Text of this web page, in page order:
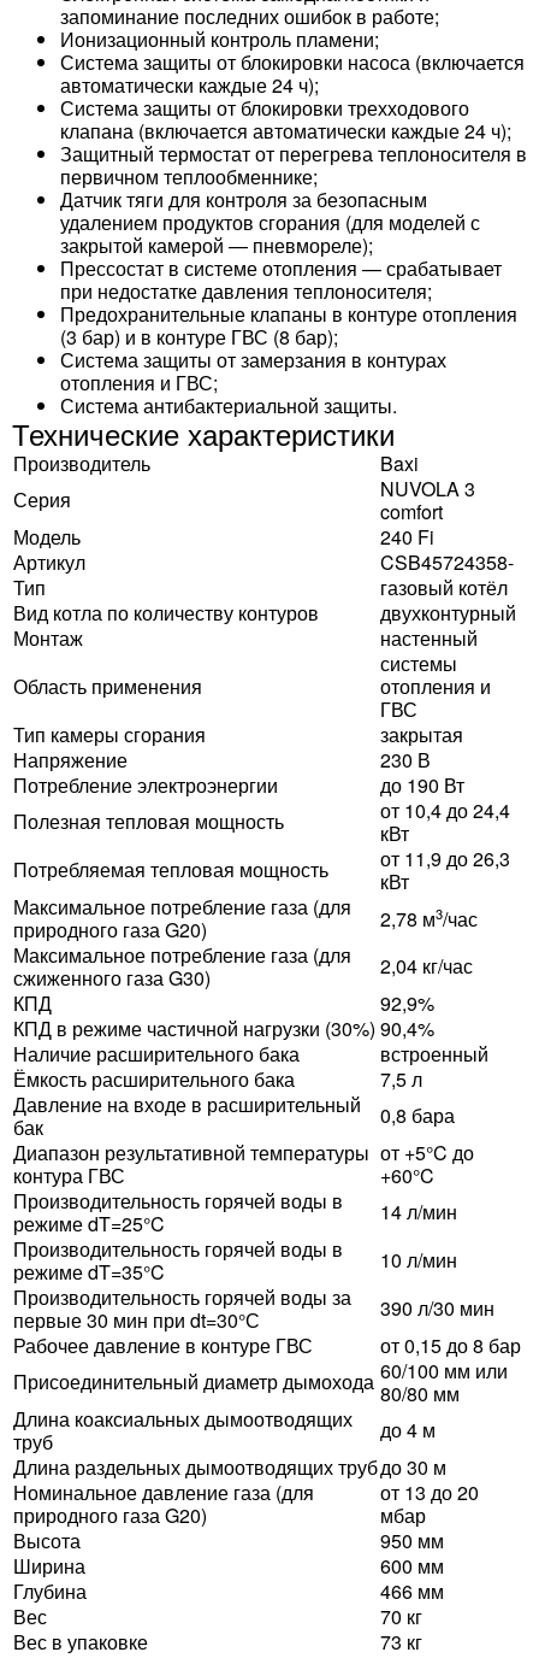
запоминание последних ошибок в работе;
Ионизационный контроль пламени;
Система защиты от блокировки насоса (включается
автоматически каждые 24 ч);
Система защиты от блокировки трехходового
клапана (включается автоматически каждые 24 ч);
Защитный термостат от перегрева теплоносителя в
первичном теплообменнике;
Датчик тяги для контроля за безопасным
удалением продуктов сгорания (для моделей с
закрытой камерой — пневмореле);
Прессостат в системе отопления — срабатывает
при недостатке давления теплоносителя;
Предохранительные клапаны в контуре отопления
(3 бар) и в контуре ГВС (8 бар);
Система защиты от замерзания в контурах
отопления и ГВС;
Система антибактериальной защиты.
Технические характеристики
Производитель
Baxi
Серия
NUVOLA 3
comfort
Модель
240 Fi
Артикул
CSB45724358-
Тип
газовый котёл
Вид котла по количеству контуров
двухконтурный
Монтаж
настенный
Область применения
системы
отопления и
ГВС
Тип камеры сгорания
закрытая
Напряжение
230 В
Потребление электроэнергии
до 190 Вт
Полезная тепловая мощность
от 10,4 до 24,4
кВт
Потребляемая тепловая мощность
от 11,9 до 26,3
кВт
Максимальное потребление газа (для
природного газа G20)
2,78 м3/час
Максимальное потребление газа (для
сжиженного газа G30)
2,04 кг/час
КПД
92,9%
КПД в режиме частичной нагрузки (30%) 90,4%
Наличие расширительного бака
встроенный
Ёмкость расширительного бака
7,5 л
Давление на входе в расширительный
бак
0,8 бара
Диапазон результативной температуры
контура ГВС
от +5°C до
+60°C
Производительность горячей воды в
режиме dT=25°C
14 л/мин
Производительность горячей воды в
режиме dT=35°C
10 л/мин
Производительность горячей воды за
первые 30 мин при dt=30°С
390 л/30 мин
Рабочее давление в контуре ГВС
от 0,15 до 8 бар
Присоединительный диаметр дымохода 60/100 мм или
80/80 мм
Длина коаксиальных дымоотводящих
труб
до 4 м
Длина раздельных дымоотводящих трубдо 30 м
Номинальное давление газа (для
природного газа G20)
от 13 до 20
мбар
Высота
950 мм
Ширина
600 мм
Глубина
466 мм
Вес
70 кг
Вес в упаковке
73 кг